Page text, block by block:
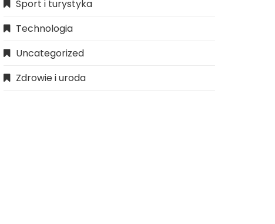
Sport i turystyka
Technologia
Uncategorized
Zdrowie i uroda